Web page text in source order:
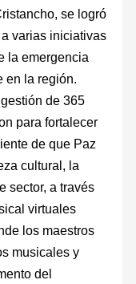
se logró
varias iniciativas
la emergencia
la región.
de 365
para fortalecer
de que Paz
cultural, la
sector, a través
virtuales
los maestros
musicales y
del